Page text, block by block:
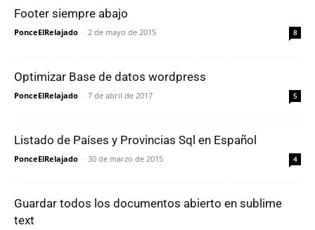
Footer siempre abajo
PonceElRelajado - 2 de mayo de 2015 8
Optimizar Base de datos wordpress
PonceElRelajado - 7 de abril de 2017 5
Listado de Países y Provincias Sql en Español
PonceElRelajado - 30 de marzo de 2015 4
Guardar todos los documentos abierto en sublime
text